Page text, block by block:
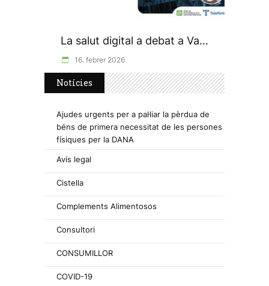
La salut digital a debat a Va...
16. febrer 2026
Notícies
Ajudes urgents per a pal·liar la pèrdua de
béns de primera necessitat de les persones
físiques per la DANA
Avís legal
Cistella
Complements Alimentosos
Consultori
CONSUMILLOR
COVID-19